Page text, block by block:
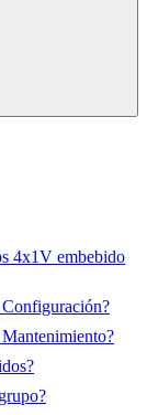
4x1V embebido